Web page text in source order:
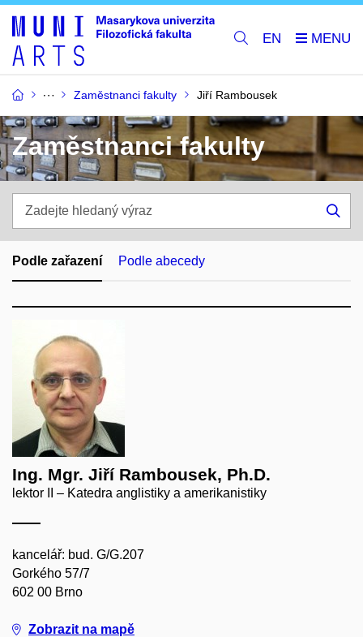
EN
Zaměstnanci fakulty Jiří Rambousek
Zaměstnanci fakulty
hledaný
výraz
Podle zařazení Podle abecedy
Ing. Mgr. Jiří Rambousek, Ph.D.
lektor II – Katedra anglistiky a amerikanistiky
kancelář: bud. G/G.207
Gorkého 57/7
602 00 Brno
Zobrazit na mapě